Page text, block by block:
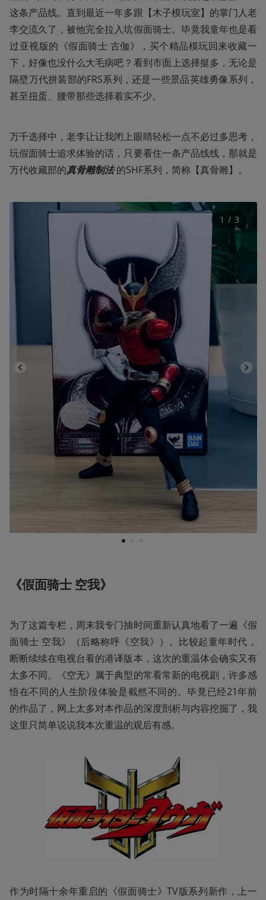
这条产品线。直到最近一年多跟【木子模玩室】的掌门人老
李交流久了，被他完全拉入坑假面骑士。毕竟我童年也是看
过亚视版的《假面骑士 古伽》，买个精品模玩回来收藏一
下，好像也没什么大毛病吧？看到市面上选择挺多，无论是
隔壁万代拼装部的FRS系列，还是一些景品英雄勇像系列，
甚至扭蛋、腰带那些选择着实不少。
万千选择中，老李让让我闭上眼睛轻松一点不必过多思考，
玩假面骑士追求体验的话，只要看住一条产品线线，那就是
万代收藏部的真骨雕制法 的SHF系列，简称【真骨雕】。
1
1 / 3
《假面骑士 空我》
为了这篇专栏，周末我专门抽时间重新认真地看了一遍《假
面骑士 空我》（后略称呼《空我》）。比较起童年时代，
断断续续在电视台看的港译版本，这次的重温体会确实又有
太多不同。《空无》属于典型的常看常新的电视剧，许多感
悟在不同的人生阶段体验是截然不同的。毕竟已经21年前
的作品了，网上太多对本作品的深度剖析与内容挖掘了，我
这里只简单说说我本次重温的观后有感。
作为时隔十余年重启的《假面骑士》TV版系列新作，上一